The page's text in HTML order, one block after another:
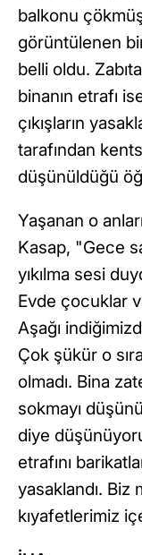
balkonu
görüntülenen
belli oldu.
binanın etrafı
çıkışların
tarafından
düşünüldüğü
Yaşanan o
Kasap, "Gece
yıkılma sesi
Evde çocuklar
Aşağı
Çok şükür o
olmadı. Bina
sokmayı
diye
etrafını
yasaklandı. Biz
kıyafetlerimiz